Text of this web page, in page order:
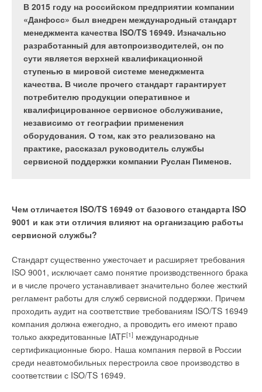
В 2015 году на российском предприятии компании
«Данфосс» был внедрен международный стандарт
менеджмента качества ISO/TS 16949. Изначально
разработанный для автопроизводителей, он по
сути является верхней квалификационной
ступенью в мировой системе менеджмента
качества. В числе прочего стандарт гарантирует
потребителю продукции оперативное и
квалифицированное сервисное обслуживание,
независимо от географии применения
оборудования. О том, как это реализовано на
практике, рассказал руководитель службы
сервисной поддержки компании Руслан Пименов.
Чем отличается ISO/TS 16949 от базового стандарта ISO
9001 и как эти отличия влияют на организацию работы
сервисной службы?
Стандарт существенно ужесточает и расширяет требования
ISO 9001, исключает само понятие производственного брака
и в числе прочего устанавливает значительно более жесткий
регламент работы для служб сервисной поддержки. Причем
проходить аудит на соответствие требованиям ISO/TS 16949
компания должна ежегодно, а проводить его имеют право
только аккредитованные IATF[1] международные
сертификационные бюро. Наша компания первой в России
среди неавтомобильных перестроила свое производство в
соответствии с ISO/TS 16949.
тепловлажностного режима. В данной статье
предлагается метод климатизации бассейна,
основанный на зависимости температуры
приточного воздуха от влагосодержания
наружного воздуха.
Существующие методы вентиляции не всегда обеспечивают
требуемые параметры температуры и влажности
помещения плавательного бассейна. Переменные
параметры наружного воздуха не позволяют добиться
устойчивого тепловлажностного режима. Далее автор
температуру и влажность в помещении бассейна с
абсолютной точностью. При этом тепловлажностный режим
бассейна будет находиться в равновесном состоянии.
Расчёт влагопоступления и воздухообмена
Максимальный воздухообмен плавательного бассейна
необходимо рассчитывать для летнего периода. По нормам
влагосодержание наружного воздуха в летний период
принимается 9,5 г/кг (параметр для города Москвы). В лаго
содержание в помещении бассейна принимается 14,3 г/кг,
парциальное давление пара 22,7 ГПа [1].
Расчёт массы испаряемой воды М
воздушного отопления, вентиляции и
кондиционирования всё чаще используются
тепловые насосы (ТН) в качестве источника
тепловой или холодильной энергии.
Тепловой насос представляет собой тепло- и
холодогенерирующее устройство, которое получает энергию
из низкопотенциального тепла различных источников,
например: сточной воды, обратной воды ТЭЦ, оборотной
воды технологических и производственных процессов,
вытяжного воздуха, рассеянного тепла грунта, скальных
низкопотенциального тепла через теплообменник-
испаритель во внутренний фреоновый контур ТН, оно
преобразуется в высокопотенциальное тепло с
отопления или -12...+12 °С для использования в системе
льдогенерации и охлаждения (рис. 1а).
Тепловые насосы обладают важными преимуществами в
сравнении с традиционными системами отопления,
вентиляции и кондиционирования.
1. ТН отличаются большей энергоэффективностью за счёт
выработки единицы тепла (или холода) при значительного
меньшем расходе энергоносителей. Благодаря снижению